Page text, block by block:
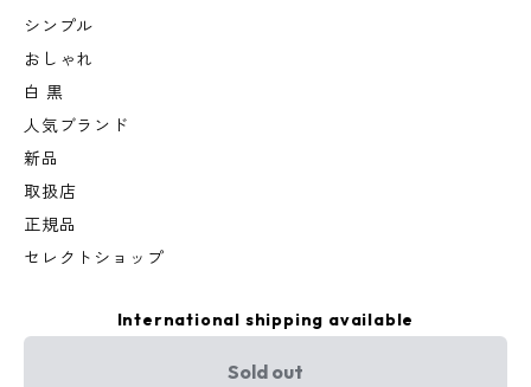
シンプル
おしゃれ
白 黒
人気ブランド
新品
取扱店
正規品
セレクトショップ
International shipping available
Sold out